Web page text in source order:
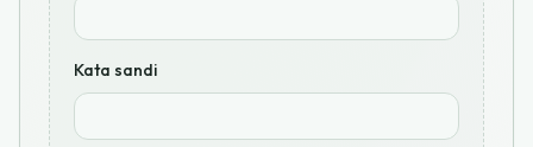
Kata sandi